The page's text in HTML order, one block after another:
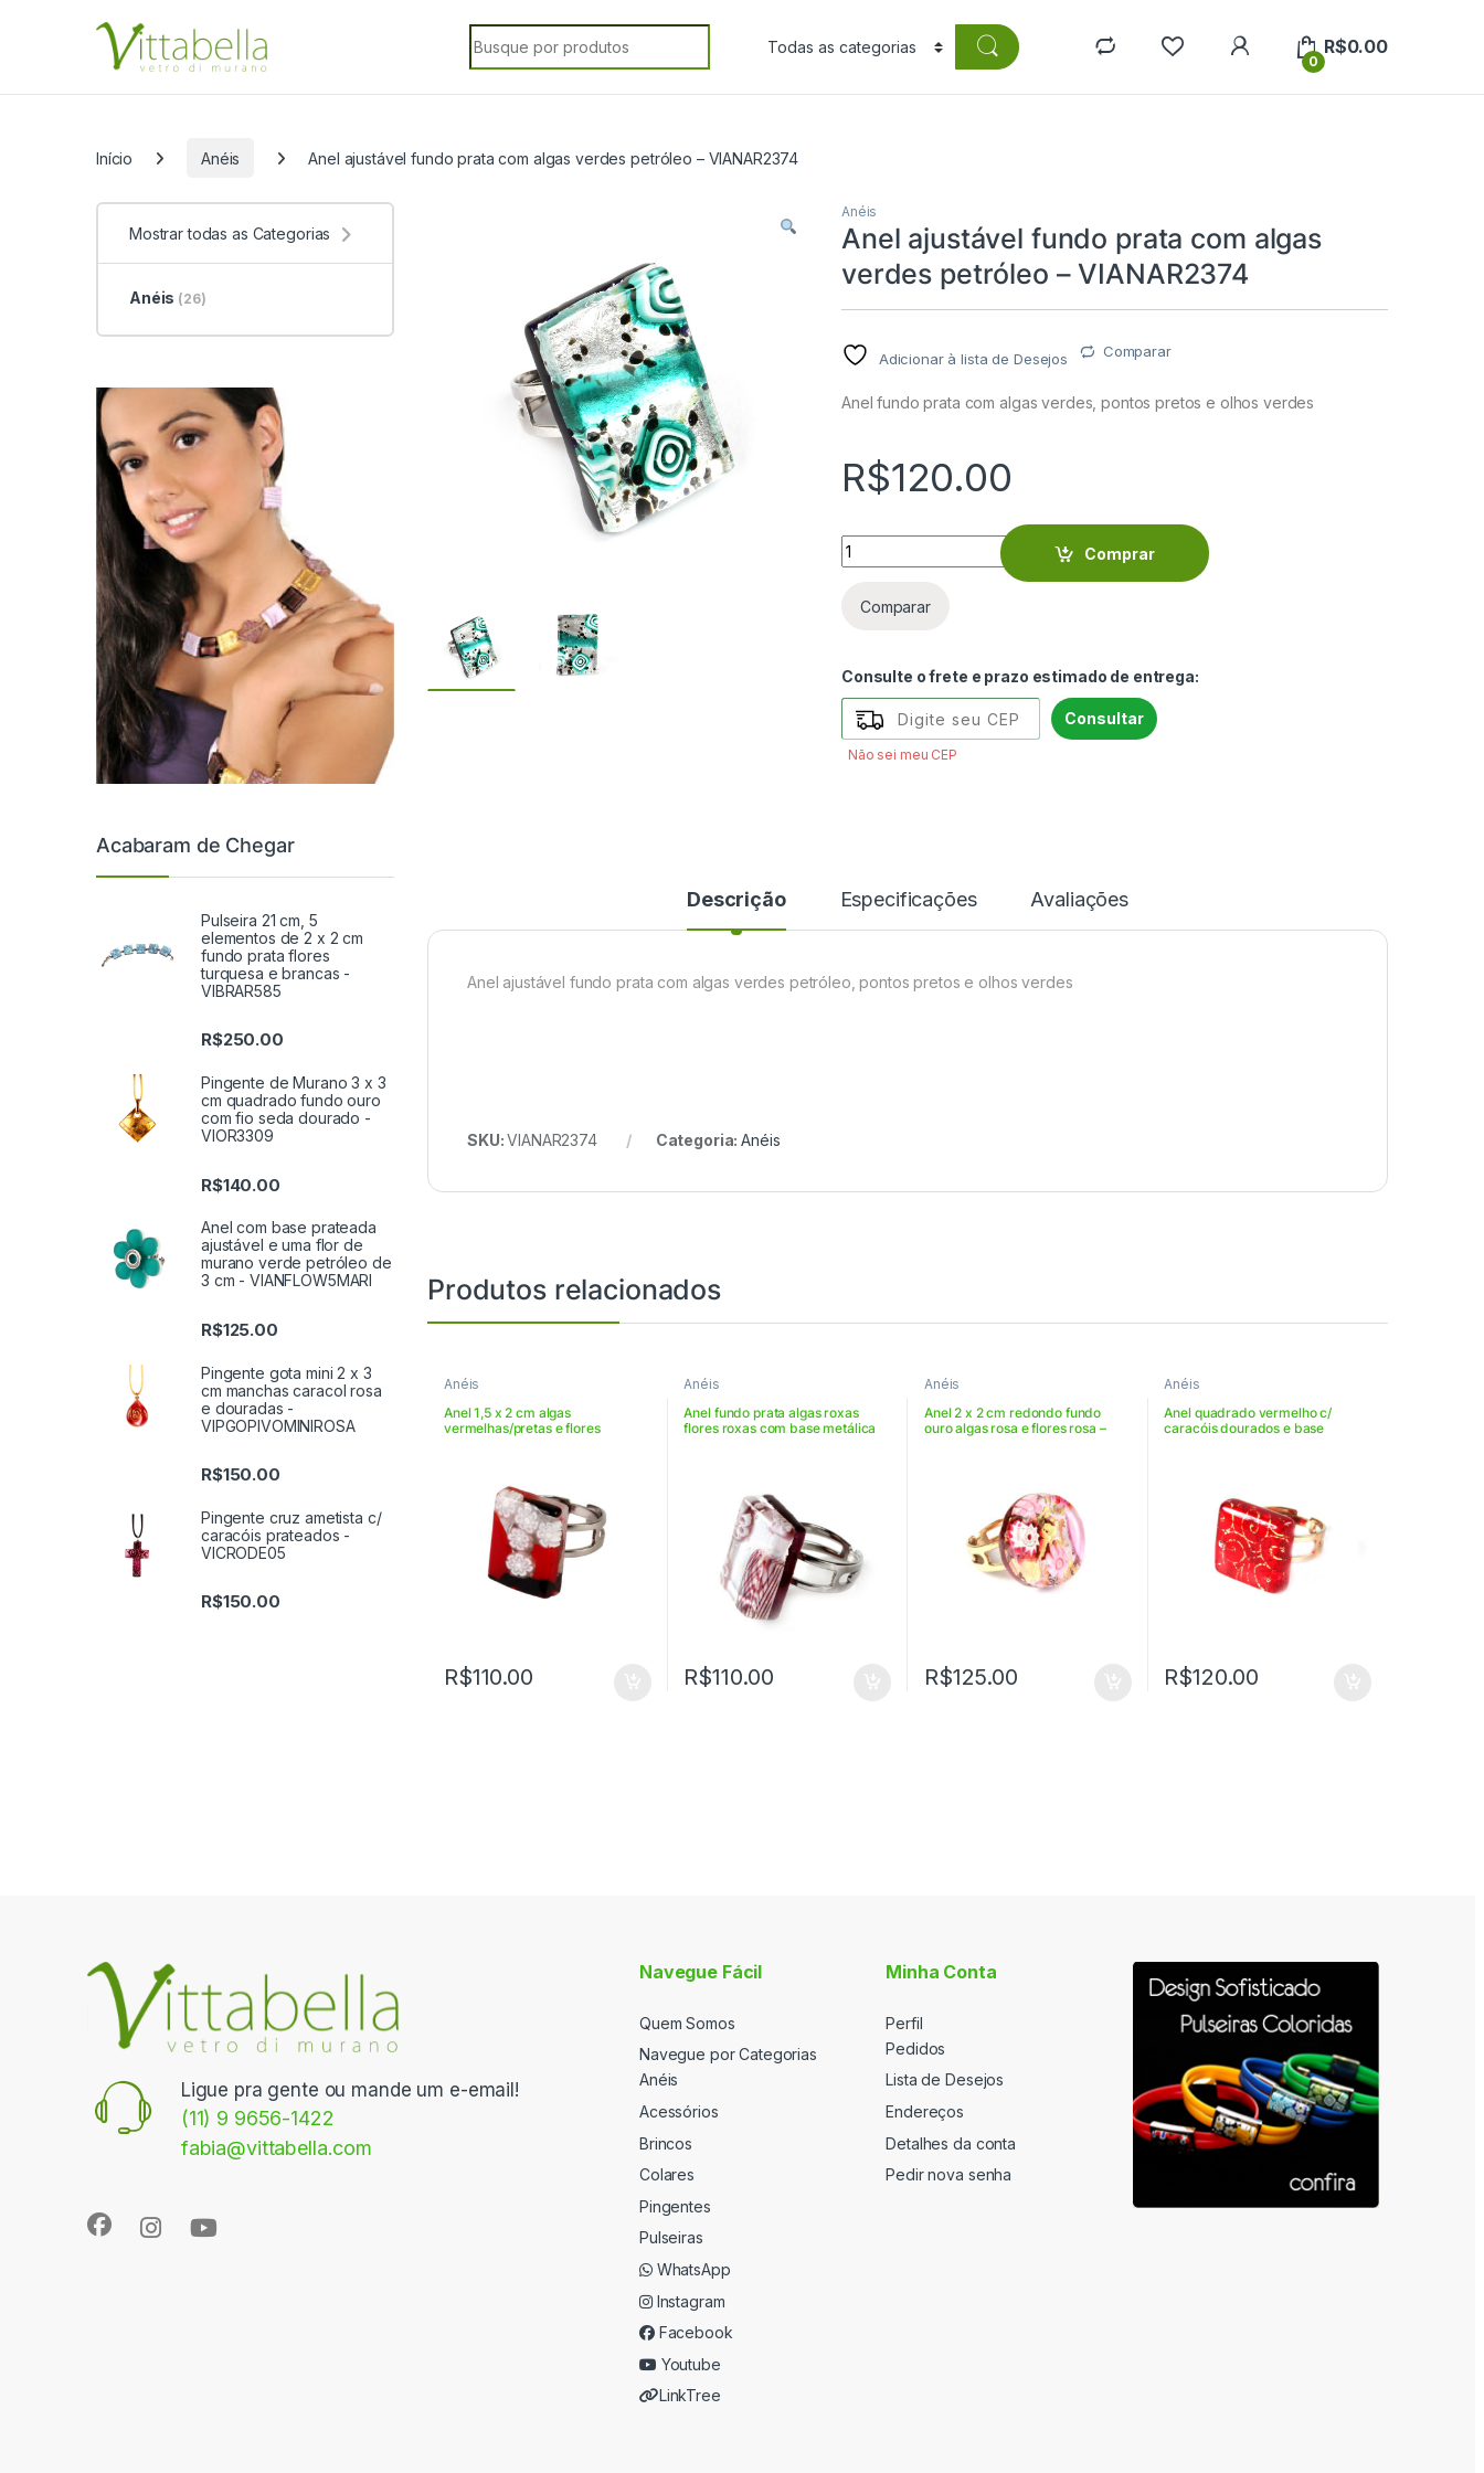
Search for:
0
R$0.00
Início Anéis Anel ajustável fundo prata com algas verdes petróleo – VIANAR2374
Anéis
Anel ajustável fundo prata com algas
verdes petróleo – VIANAR2374
Adicionar à lista de Desejos Comparar
Anel fundo prata com algas verdes, pontos pretos e olhos verdes
R$120.00
Anel ajustável fundo prata com algas verdes petróleo - VIANAR2374 quantity
Comprar
Comparar
Consulte o frete e prazo estimado de entrega:
Consultar
Não sei meu CEP
Descrição Especificações Avaliações
Anel ajustável fundo prata com algas verdes petróleo, pontos pretos e olhos verdes
SKU:VIANAR2374 Categoria:Anéis
Produtos relacionados
Anéis
Anel 1,5 x 2 cm algas
vermelhas/pretas e flores
R$110.00
Anéis
Anel fundo prata algas roxas
flores roxas com base metálica
R$110.00
Anéis
Anel 2 x 2 cm redondo fundo
ouro algas rosa e flores rosa –
R$125.00
Anéis
Anel quadrado vermelho c/
caracóis dourados e base
R$120.00
Mostrar todas as Categorias
Anéis (26)
Acabaram de Chegar
Pulseira 21 cm, 5
elementos de 2 x 2 cm
fundo prata flores
turquesa e brancas -
VIBRAR585
R$250.00
Pingente de Murano 3 x 3
cm quadrado fundo ouro
com fio seda dourado -
VIOR3309
R$140.00
Anel com base prateada
ajustável e uma flor de
murano verde petróleo de
3 cm - VIANFLOW5MARI
R$125.00
Pingente gota mini 2 x 3
cm manchas caracol rosa
e douradas -
VIPGOPIVOMINIROSA
R$150.00
Pingente cruz ametista c/
caracóis prateados -
VICRODE05
R$150.00
Ligue pra gente ou mande um e-email!
(11) 9 9656-1422
fabia@vittabella.com
Navegue Fácil
Quem Somos
Navegue por Categorias
Anéis
Acessórios
Brincos
Colares
Pingentes
Pulseiras
WhatsApp
Instagram
Facebook
Youtube
LinkTree
Minha Conta
Perfil
Pedidos
Lista de Desejos
Endereços
Detalhes da conta
Pedir nova senha